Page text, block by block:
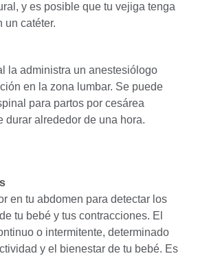
y es posible que tu vejiga tenga
un catéter.
la administra un anestesiólogo
en la zona lumbar. Se puede
para partos por cesárea
durar alrededor de una hora.
en tu abdomen para detectar los
tu bebé y tus contracciones. El
o intermitente, determinado
y el bienestar de tu bebé. Es